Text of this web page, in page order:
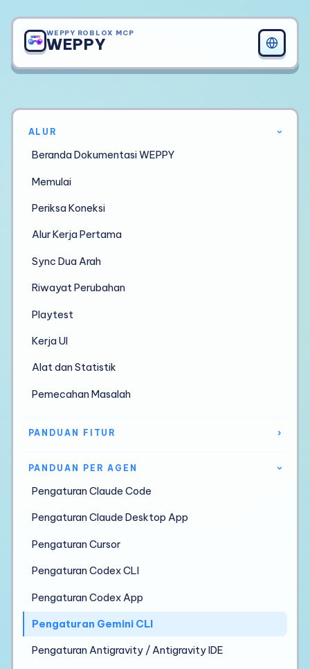
WEPPY ROBLOX MCP
WEPPY
ALUR ›
Beranda Dokumentasi WEPPY
Memulai
Periksa Koneksi
Alur Kerja Pertama
Sync Dua Arah
Riwayat Perubahan
Playtest
Kerja UI
Alat dan Statistik
Pemecahan Masalah
PANDUAN FITUR ›
PANDUAN PER AGEN ›
Pengaturan Claude Code
Pengaturan Claude Desktop App
Pengaturan Cursor
Pengaturan Codex CLI
Pengaturan Codex App
Pengaturan Gemini CLI
Pengaturan Antigravity / Antigravity IDE